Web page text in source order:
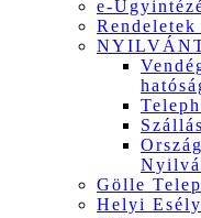
e-
Gölle
Helyi